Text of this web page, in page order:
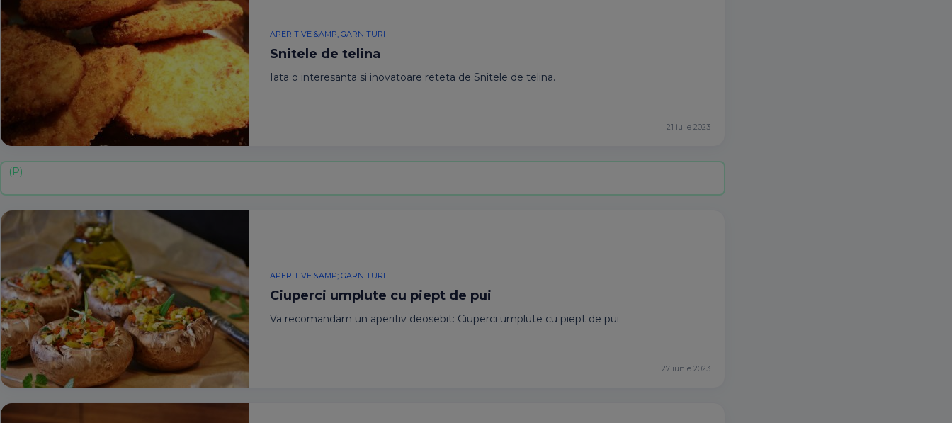
APERITIVE &AMP; GARNITURI
Snitele de telina
Iata o interesanta si inovatoare reteta de Snitele de telina.
21 iulie 2023
APERITIVE &AMP; GARNITURI
Ciuperci umplute cu piept de pui
Va recomandam un aperitiv deosebit: Ciuperci umplute cu piept de pui.
27 iunie 2023